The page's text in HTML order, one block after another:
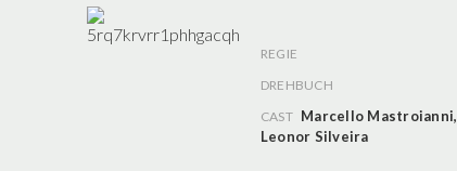
REGIE
DREHBUCH
CAST Marcello Mastroianni,
Leonor Silveira